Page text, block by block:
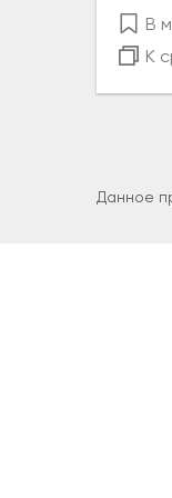
В
К
Данное